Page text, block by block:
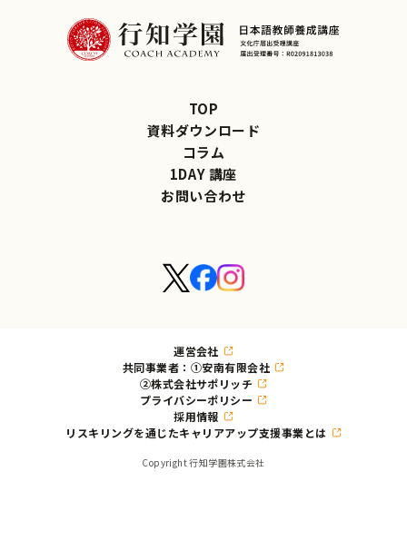
TOP
資料ダウンロード
コラム
1DAY 講座
お問い合わせ
運営会社
共同事業者：①安南有限会社
②株式会社サポリッチ
プライバシーポリシー
採用情報
リスキリングを通じたキャリアアップ支援事業とは
Copyright 行知学園株式会社